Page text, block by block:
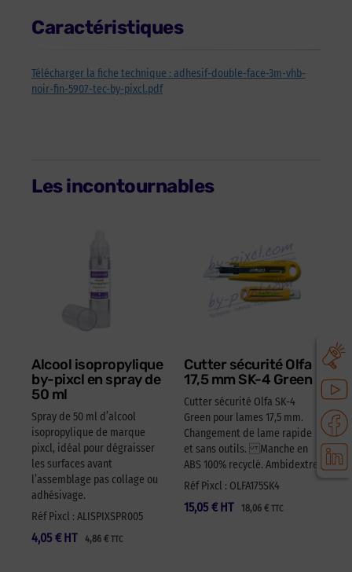
Caractéristiques
Télécharger la fiche technique : adhesif-double-face-3m-vhb-
noir-fin-5907-tec-by-pixcl.pdf
Les incontournables
Alcool isopropylique
by-pixcl en spray de
50 ml
Spray de 50 ml d’alcool
isopropylique de marque
pixcl, idéal pour dégraisser
les surfaces avant
l’assemblage pas collage ou
adhésivage.
Réf Pixcl : ALISPIXSPR005
4,05 € 4,86 € TTC
HT
Cutter sécurité Olfa
17,5 mm SK-4 Green
Cutter sécurité Olfa SK-4
Green pour lames 17,5 mm.
Changement de lame rapide
et sans outils. Manche en
ABS 100% recyclé. Ambidextre.
Réf Pixcl : OLFA175SK4
15,05 € 18,06 € TTC
HT